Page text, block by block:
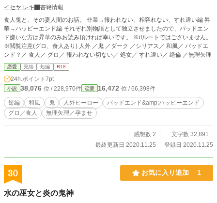
イセヤ レキ
書籍情報
食人鬼と、その妻人間のお話。 非業→報われない、相容れない、すれ違い編 昇
華→ハッピーエンド編 それぞれ別物語として独立させましたので、バッドエン
ド嫌いな方は昇華のみお読み頂ければ幸いです。 ※ifルートではございません。
※閲覧注意(グロ、食人あり) 人外 ／鬼 ／ダーク ／シリアス／ 和風／ バッドエ
ンド？／ 食人／ グロ／ 報われない切ない／ 処女／ すれ違い／ 絶倫 ／無理矢理
恋愛 完結 短編 R18
24h.ポイント 7pt
小説 38,076 位 / 228,970件 恋愛 16,472 位 / 66,398件
短編 和風 鬼 人外ヒーロー
バッドエンド&amp;ハッピーエンド
グロ／食人
無理矢理／孕ませ
感想数 2
文字数 32,891
最終更新日 2020.11.25
登録日 2020.11.25
30 お気に入り追加 1
水の巫女と炎の鬼神